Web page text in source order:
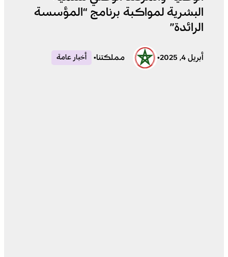
البشرية لمواكبة برنامج “المؤسسة
الرائدة”
أبريل 4, 2025 • مملكتنا• أخبار عامة